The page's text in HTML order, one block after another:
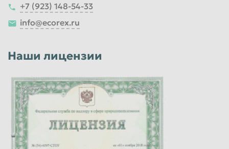
+7 (923) 148-54-33
info@ecorex.ru
Наши лицензии